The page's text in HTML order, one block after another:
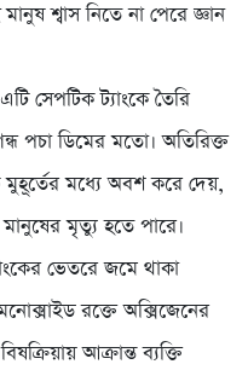
শ্বাস নিতে না পেরে জ্ঞান
এটি সেপটিক ট্যাংকে তৈরি
পচা ডিমের মতো। অতিরিক্ত
মুহূর্তের মধ্যে অবশ করে দেয়,
মৃত্যু হতে পারে।
ভেতরে জমে থাকা
রক্তে অক্সিজেনের
আক্রান্ত ব্যক্তি